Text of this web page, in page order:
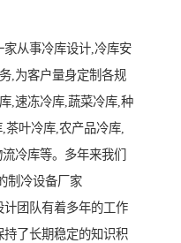
家从事冷库设计,冷库安
,为客户量身定制各规
,速冻冷库,蔬菜冷库,种
茶叶冷库,农产品冷库,
冷库等。多年来我们
制冷设备厂家
团队有着多年的工作
了长期稳定的知识积